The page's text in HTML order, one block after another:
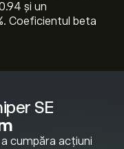
SE
cumpăra acțiuni
și un
Coeficientul beta